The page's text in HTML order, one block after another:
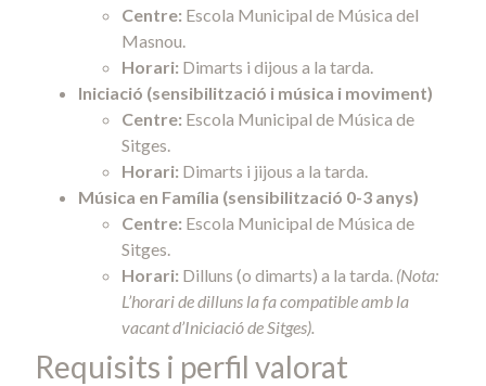
Centre: Escola Municipal de Música del
Masnou.
Horari: Dimarts i dijous a la tarda.
Iniciació (sensibilització i música i moviment)
Centre: Escola Municipal de Música de
Sitges.
Horari: Dimarts i jijous a la tarda.
Música en Família (sensibilització 0-3 anys)
Centre: Escola Municipal de Música de
Sitges.
Horari: Dilluns (o dimarts) a la tarda. (Nota:
L’horari de dilluns la fa compatible amb la
vacant d’Iniciació de Sitges).
Requisits i perfil valorat